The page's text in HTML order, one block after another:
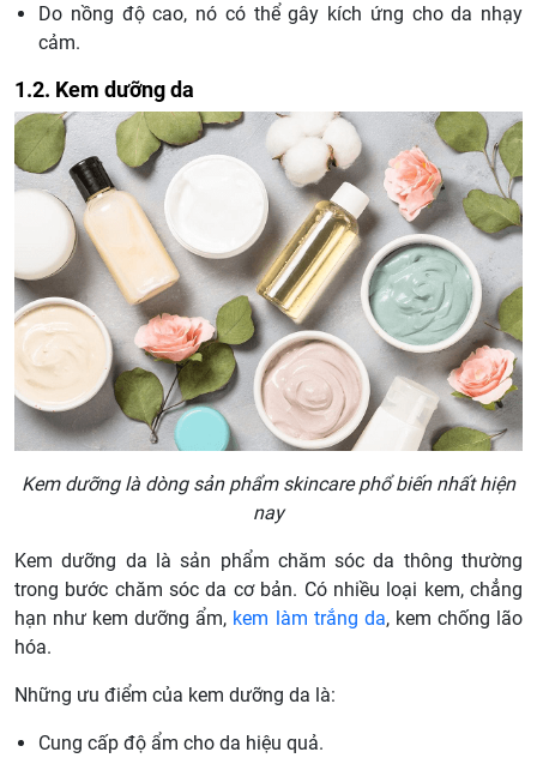
Do nồng độ cao, nó có thể gây kích ứng cho da nhạy
cảm.
1.2. Kem dưỡng da
Kem dưỡng là dòng sản phẩm skincare phổ biến nhất hiện
nay
Kem dưỡng da là sản phẩm chăm sóc da thông thường
trong bước chăm sóc da cơ bản. Có nhiều loại kem, chẳng
hạn như kem dưỡng ẩm, kem làm trắng da, kem chống lão
hóa.
Những ưu điểm của kem dưỡng da là:
Cung cấp độ ẩm cho da hiệu quả.